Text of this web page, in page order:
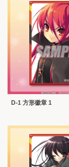
D-1 方形徽章 1